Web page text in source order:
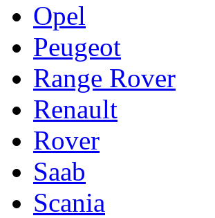
Opel
Peugeot
Range Rover
Renault
Rover
Saab
Scania